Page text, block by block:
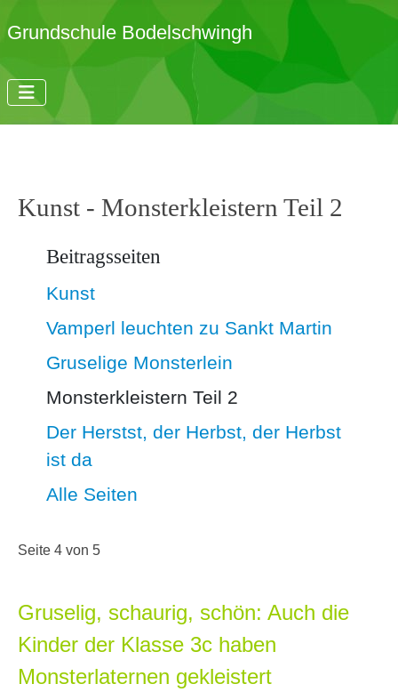
Grundschule Bodelschwingh
Kunst - Monsterkleistern Teil 2
Beitragsseiten
Kunst
Vamperl leuchten zu Sankt Martin
Gruselige Monsterlein
Monsterkleistern Teil 2
Der Herstst, der Herbst, der Herbst
ist da
Alle Seiten
Seite 4 von 5
Gruselig, schaurig, schön: Auch die
Kinder der Klasse 3c haben
Monsterlaternen gekleistert